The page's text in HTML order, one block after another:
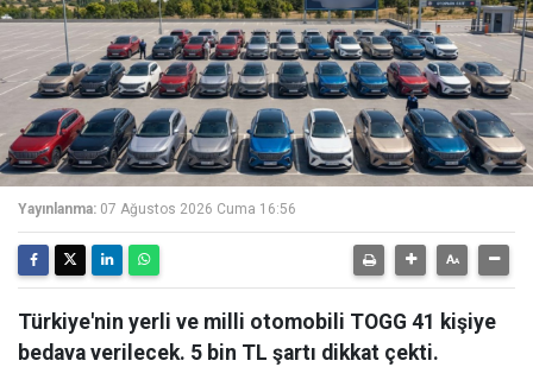
Yayınlanma: 07 Ağustos 2026 Cuma 16:56
Türkiye'nin yerli ve milli otomobili TOGG 41 kişiye
bedava verilecek. 5 bin TL şartı dikkat çekti.